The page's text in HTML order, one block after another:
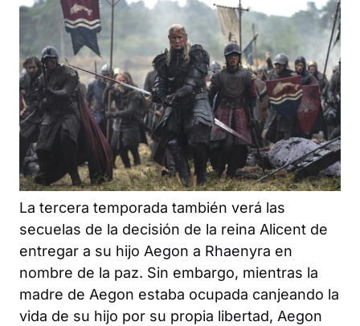
La tercera temporada también verá las
secuelas de la decisión de la reina Alicent de
entregar a su hijo Aegon a Rhaenyra en
nombre de la paz. Sin embargo, mientras la
madre de Aegon estaba ocupada canjeando la
vida de su hijo por su propia libertad, Aegon